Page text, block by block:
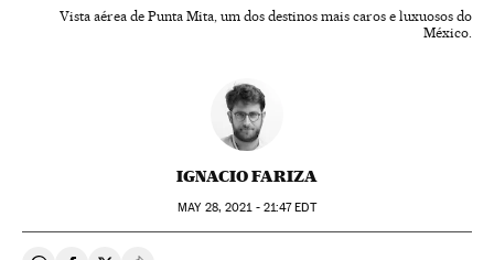
Vista aérea de Punta Mita, um dos destinos mais caros e luxuosos do
México.
IGNACIO FARIZA
MAY28, 2021 - 21:47EDT